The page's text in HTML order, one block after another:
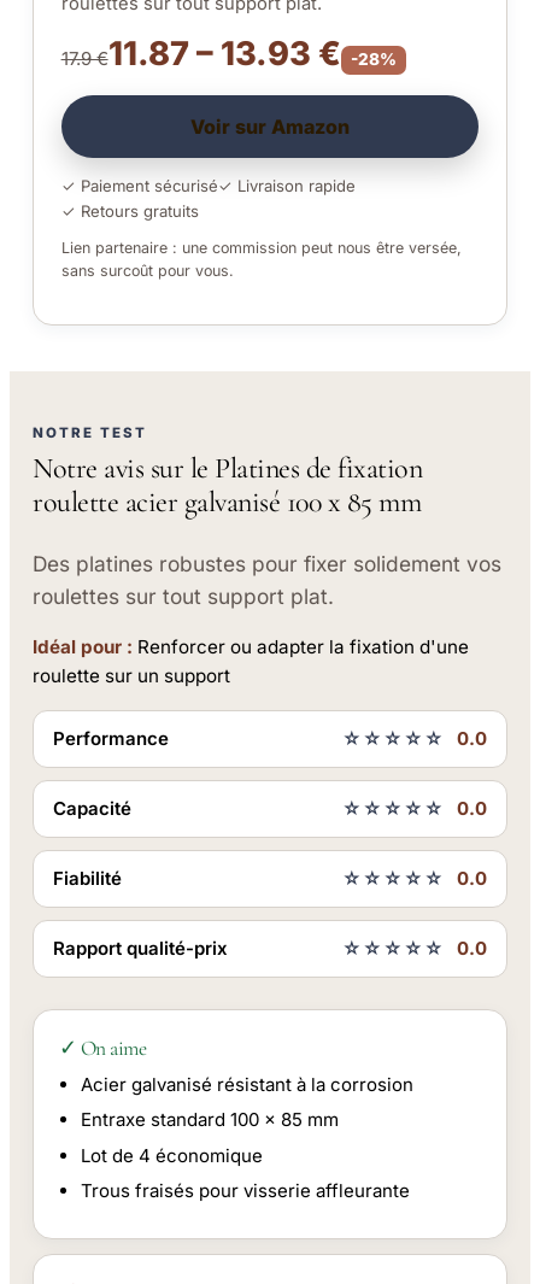
17.9 €11.87 – 13.93 € -28%
Voir sur Amazon
✓ Paiement sécurisé✓ Livraison rapide
✓ Retours gratuits
Lien partenaire : une commission peut nous être versée,
sans surcoût pour vous.
NOTRE TEST
Notre avis sur le Platines de fixation
roulette acier galvanisé 100 x 85 mm
Des platines robustes pour fixer solidement vos
roulettes sur tout support plat.
Idéal pour : Renforcer ou adapter la fixation d'une
roulette sur un support
Performance ☆☆☆☆☆ 0.0
Capacité ☆☆☆☆☆ 0.0
Fiabilité ☆☆☆☆☆ 0.0
Rapport qualité-prix ☆☆☆☆☆ 0.0
✓ On aime
Acier galvanisé résistant à la corrosion
Entraxe standard 100 x 85 mm
Lot de 4 économique
Trous fraisés pour visserie affleurante